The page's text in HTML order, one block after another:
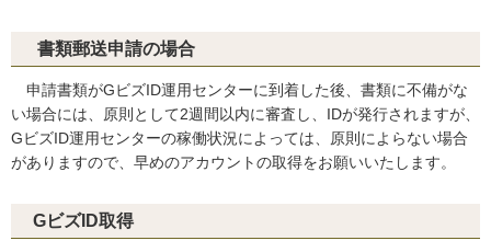
書類郵送申請の場合
申請書類がGビズID運用センターに到着した後、書類に不備がな
い場合には、原則として2週間以内に審査し、IDが発行されますが、
GビズID運用センターの稼働状況によっては、原則によらない場合
がありますので、早めのアカウントの取得をお願いいたします。
GビズID取得